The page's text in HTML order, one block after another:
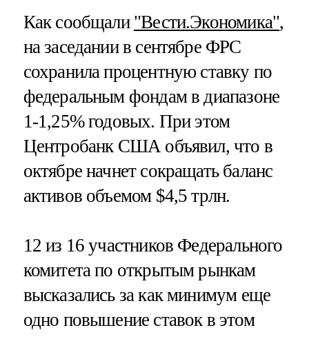
Как сообщали "Вести.Экономика",
на заседании в сентябре ФРС
сохранила процентную ставку по
федеральным фондам в диапазоне
1-1,25% годовых. При этом
Центробанк США объявил, что в
октябре начнет сокращать баланс
активов объемом $4,5 трлн.
12 из 16 участников Федерального
комитета по открытым рынкам
высказались за как минимум еще
одно повышение ставок в этом